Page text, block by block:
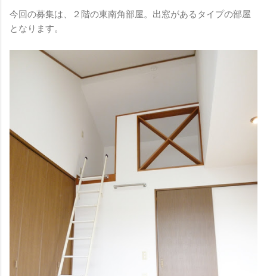
今回の募集は、２階の東南角部屋。出窓があるタイプの部屋
となります。